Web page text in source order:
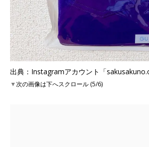
出典：Instagramアカウント「
▼次の画像は下へスクロール (5/6)